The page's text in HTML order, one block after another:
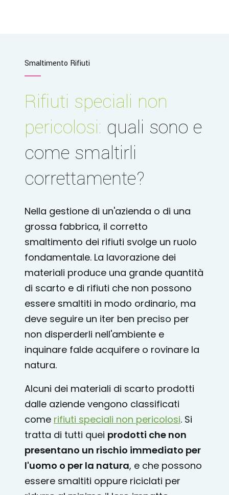
Smaltimento Rifiuti
Rifiuti speciali non
pericolosi: quali sono e
come smaltirli
correttamente?
Nella gestione di un'azienda o di una
grossa fabbrica, il corretto
smaltimento dei rifiuti svolge un ruolo
fondamentale. La lavorazione dei
materiali produce una grande quantità
di scarto e di rifiuti che non possono
essere smaltiti in modo ordinario, ma
deve seguire un iter ben preciso per
non disperderli nell'ambiente e
inquinare falde acquifere o rovinare la
natura.
Alcuni dei materiali di scarto prodotti
dalle aziende vengono classificati
come rifiuti speciali non pericolosi. Si
tratta di tutti quei prodotti che non
presentano un rischio immediato per
l'uomo o per la natura, e che possono
essere smaltiti oppure riciclati per